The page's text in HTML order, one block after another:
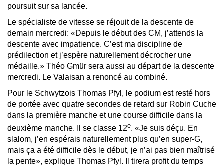
poursuit sur sa lancée.
Le spécialiste de vitesse se réjouit de la descente de
demain mercredi: «Depuis le début des CM, j’attends la
descente avec impatience. C’est ma discipline de
prédilection et j’espère naturellement décrocher une
médaille.» Théo Gmür sera aussi au départ de la descente
mercredi. Le Valaisan a renoncé au combiné.
Pour le Schwytzois Thomas Pfyl, le podium est resté hors
de portée avec quatre secondes de retard sur Robin Cuche
dans la première manche et une course difficile dans la
deuxième manche. Il se classe 12e. «Je suis déçu. En
slalom, j’en espérais naturellement plus qu’en super-G,
mais ça a été difficile dès le début, je n’ai pas bien maîtrisé
la pente», explique Thomas Pfyl. Il tirera profit du temps